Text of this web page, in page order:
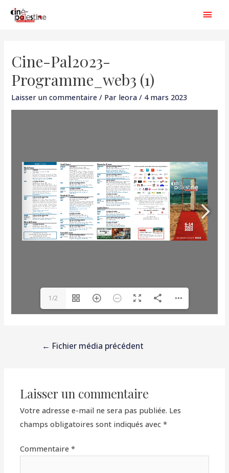
Aller
Cine-Pal2023-
Programme_web3 (1)
Laisser un commentaire / Par leora/ 4 mars 2023
1/2
l’article
← Fichier média précédent
Laisser un commentaire
Votre adresse e-mail ne sera pas publiée. Les
champs obligatoires sont indiqués avec*
Commentaire*